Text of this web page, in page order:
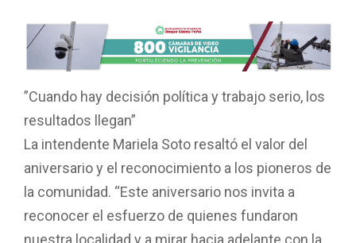
”Cuando hay decisión política y trabajo serio, los
resultados llegan”
La intendente Mariela Soto resaltó el valor del
aniversario y el reconocimiento a los pioneros de
la comunidad. “Este aniversario nos invita a
reconocer el esfuerzo de quienes fundaron
nuestra localidad y a mirar hacia adelante con la